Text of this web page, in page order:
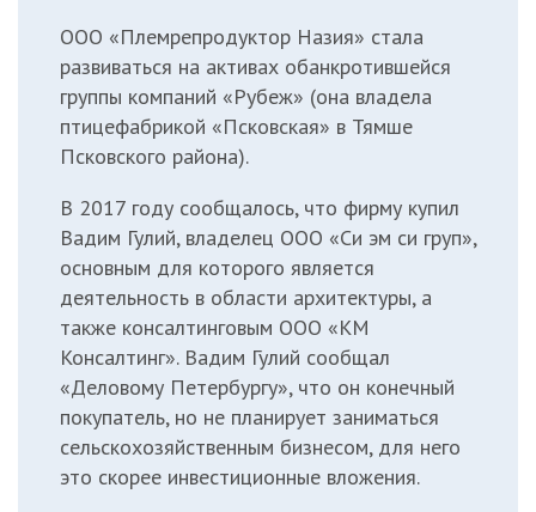
ООО «Племрепродуктор Назия» стала
развиваться на активах обанкротившейся
группы компаний «Рубеж» (она владела
птицефабрикой «Псковская» в Тямше
Псковского района).
В 2017 году сообщалось, что фирму купил
Вадим Гулий, владелец ООО «Си эм си груп»,
основным для которого является
деятельность в области архитектуры, а
также консалтинговым ООО «КМ
Консалтинг». Вадим Гулий сообщал
«Деловому Петербургу», что он конечный
покупатель, но не планирует заниматься
сельскохозяйственным бизнесом, для него
это скорее инвестиционные вложения.